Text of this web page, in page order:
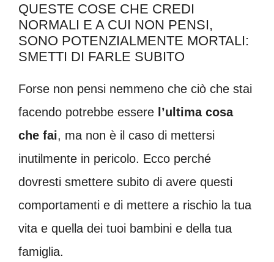
QUESTE COSE CHE CREDI
NORMALI E A CUI NON PENSI,
SONO POTENZIALMENTE MORTALI:
SMETTI DI FARLE SUBITO
Forse non pensi nemmeno che ciò che stai
facendo potrebbe essere l’ultima cosa
che fai, ma non è il caso di mettersi
inutilmente in pericolo. Ecco perché
dovresti smettere subito di avere questi
comportamenti e di mettere a rischio la tua
vita e quella dei tuoi bambini e della tua
famiglia.